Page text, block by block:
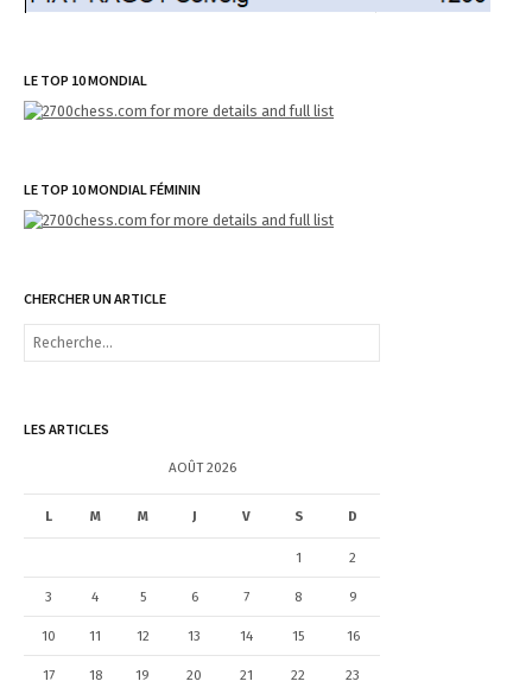
LE TOP 10 MONDIAL
LE TOP 10 MONDIAL FÉMININ
CHERCHER UN ARTICLE
R
r
e
LES ARTICLES
AOÛT 2026
L M M J V S D
1 2
3 4 5 6 7 8 9
10 11 12 13 14 15 16
17 18 19 20 21 22 23